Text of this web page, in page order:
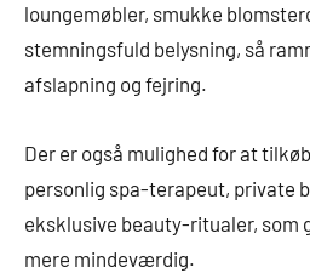
loungemøbler, smukke
stemningsfuld belysning, så
afslapning og fejring.
Der er også mulighed for at
personlig spa-terapeut, private
eksklusive beauty-ritualer, som
mere mindeværdig.